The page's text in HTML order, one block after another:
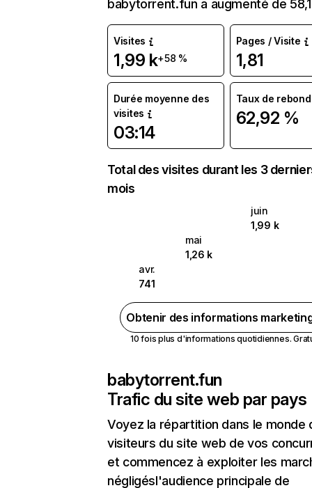
babytorrent.fun a augmenté de
Visites
1,99 k+58 %
Pages / Visite
1,81
Durée moyenne des
visites
03:14
Taux de rebond
62,92 %
Total des visites durant les 3
mois
juin
1,99 k
mai
1,26 k
avr.
741
Obtenir des informations
10 fois plus d'informations quotidiennes.
babytorrent.fun
Trafic du site web par pays
Voyez la répartition dans le monde
visiteurs du site web de vos
et commencez à exploiter les
négligésl'audience principale de